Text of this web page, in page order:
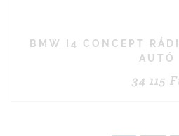
BMW I4 CONCEPT
AUTÓ
34 115